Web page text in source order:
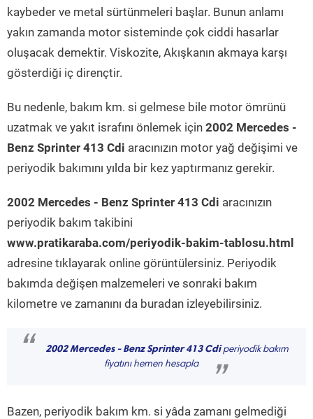
kaybeder ve metal sürtünmeleri başlar. Bunun anlamı
yakın zamanda motor sisteminde çok ciddi hasarlar
oluşacak demektir. Viskozite, Akışkanın akmaya karşı
gösterdiği iç dirençtir.
Bu nedenle, bakım km. si gelmese bile motor ömrünü
uzatmak ve yakıt israfını önlemek için 2002 Mercedes -
Benz Sprinter 413 Cdi aracınızın motor yağ değişimi ve
periyodik bakımını yılda bir kez yaptırmanız gerekir.
2002 Mercedes - Benz Sprinter 413 Cdi aracınızın
periyodik bakım takibini
www.pratikaraba.com/periyodik-bakim-tablosu.html
adresine tıklayarak online görüntülersiniz. Periyodik
bakımda değişen malzemeleri ve sonraki bakım
kilometre ve zamanını da buradan izleyebilirsiniz.
“ 2002 Mercedes - Benz Sprinter 413 Cdiperiyodik bakım
fiyatını hemen hesapla
”
Bazen, periyodik bakım km. si yâda zamanı gelmediği